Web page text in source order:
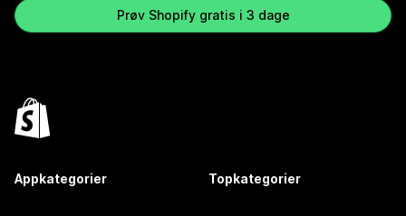
Prøv Shopify gratis i 3 dage
Appkategorier Topkategorier